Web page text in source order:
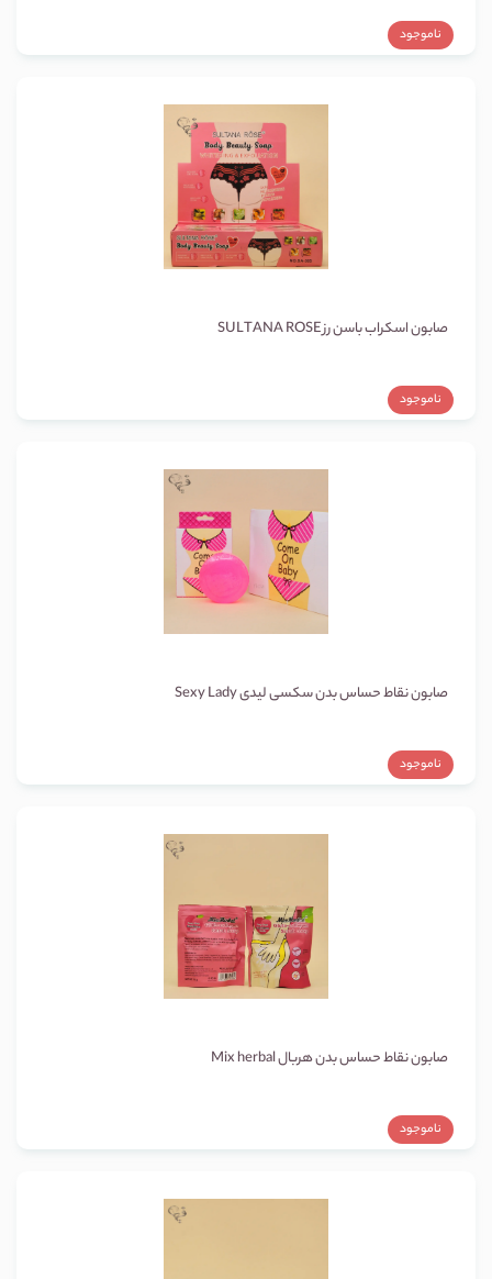
ناموجود
صابون اسکراب باسن رز SULTANA ROSE
ناموجود
صابون نقاط حساس بدن سکسی لیدی Sexy Lady
ناموجود
صابون نقاط حساس بدن هربال Mix herbal
ناموجود